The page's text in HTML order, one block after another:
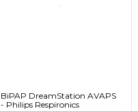
BiPAP DreamStation AVAPS
- Philips Respironics